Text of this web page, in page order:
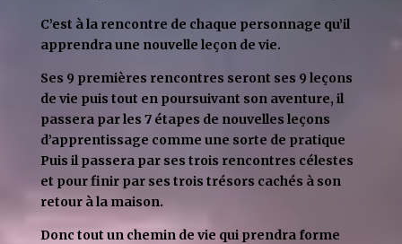
C’est à la rencontre de chaque personnage qu’il
apprendra une nouvelle leçon de vie.
Ses 9 premières rencontres seront ses 9 leçons
de vie puis tout en poursuivant son aventure, il
passera par les 7 étapes de nouvelles leçons
d’apprentissage comme une sorte de pratique
Puis il passera par ses trois rencontres célestes
et pour finir par ses trois trésors cachés à son
retour à la maison.
Donc tout un chemin de vie qui prendra forme